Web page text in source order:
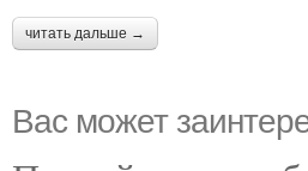
читать дальше →
Вас может